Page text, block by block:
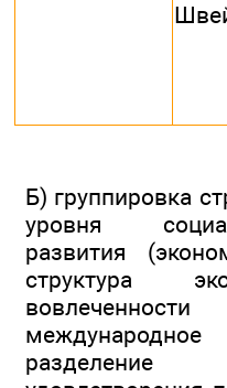
Б) группировка
уровня
развития
структура
разделение